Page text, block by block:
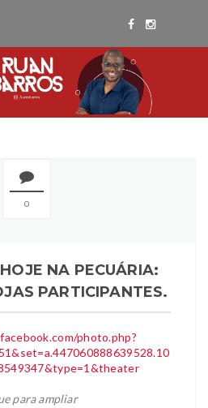
0
NA PECUÁRIA:
PARTICIPANTES.
para ampliar